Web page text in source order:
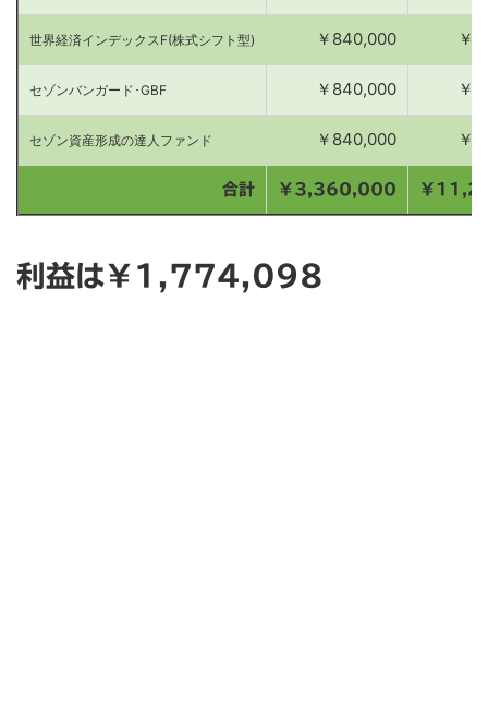
世界経済インデックスF(株式シフト型) ￥840,000 ￥
セゾンバンガード･GBF ￥840,000 ￥
セゾン資産形成の達人ファンド ￥840,000 ￥
合計 ￥3,360,000 ￥
利益は￥1,774,098